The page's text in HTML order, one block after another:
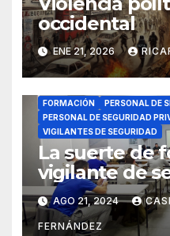
occidental
ENE 21, 2026
FORMACIÓN
PERSONAL DE
PERSONAL DE SEGURIDAD
VIGILANTES DE SEGURIDAD
La suerte de
vigilante de
AGO 21, 2024
FERNÁNDEZ